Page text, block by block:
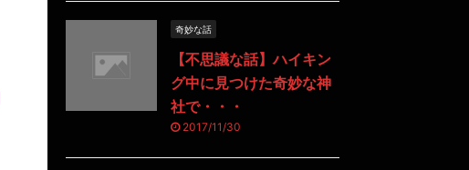
奇妙な話
【不思議な話】ハイキン
グ中に見つけた奇妙な神
社で・・・
2017/11/30